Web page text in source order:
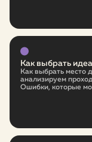
перестройку
Как выбрать
Как выбрать место
анализируем
Ошибки, которые